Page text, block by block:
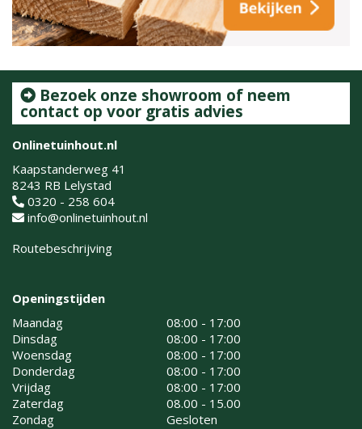
Bezoek onze showroom of neem
contact op voor gratis advies
Onlinetuinhout.nl
Kaapstanderweg 41
8243 RB Lelystad
0320 - 258 604
info@onlinetuinhout.nl
Routebeschrijving
Openingstijden
Maandag
08:00 - 17:00
Dinsdag
08:00 - 17:00
Woensdag
08:00 - 17:00
Donderdag
08:00 - 17:00
Vrijdag
08:00 - 17:00
Zaterdag
08.00 - 15.00
Zondag
Gesloten